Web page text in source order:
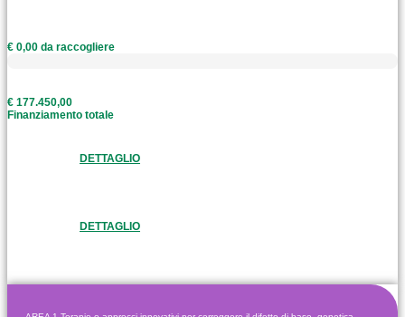
€ 0,00 da raccogliere
€ 177.450,00
Finanziamento totale
DETTAGLIO
DETTAGLIO